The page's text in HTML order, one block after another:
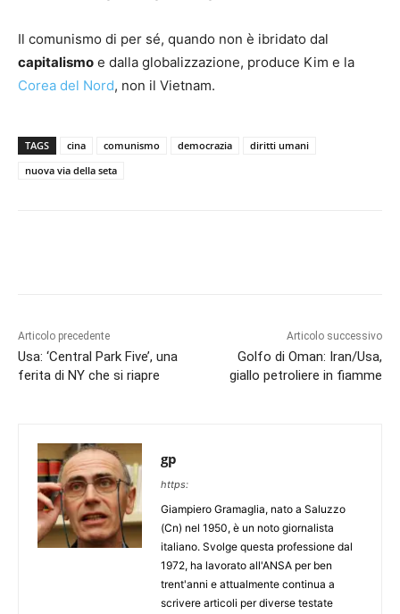
Il comunismo di per sé, quando non è ibridato dal
capitalismo e dalla globalizzazione, produce Kim e la
Corea del Nord, non il Vietnam.
TAGS cina comunismo democrazia
diritti umani
nuova via della seta
Articolo precedente
Usa: ‘Central Park Five’, una
ferita di NY che si riapre
Articolo successivo
Golfo di Oman: Iran/Usa,
giallo petroliere in fiamme
gp
https:
Giampiero Gramaglia, nato a Saluzzo
(Cn) nel 1950, è un noto giornalista
italiano. Svolge questa professione dal
1972, ha lavorato all'ANSA per ben
trent'anni e attualmente continua a
scrivere articoli per diverse testate